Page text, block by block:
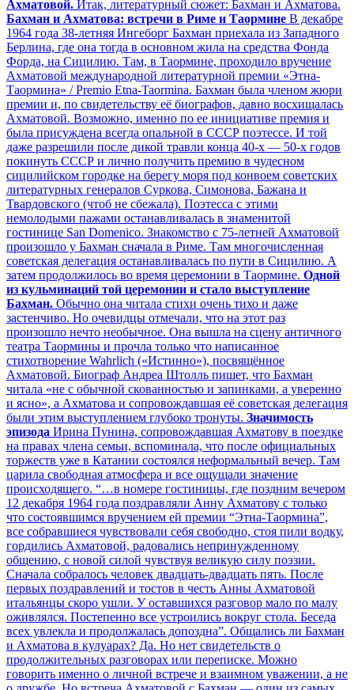
Ахматовой. Итак, литературный сюжет: Бахман и Ахматова.
Бахман и Ахматова: встречи в Риме и Таормине В декабре
1964 года 38-летняя Ингеборг Бахман приехала из Западного
Берлина, где она тогда в основном жила на средства Фонда
Форда, на Сицилию. Там, в Таормине, проходило вручение
Ахматовой международной литературной премии «Этна-
Таормина» / Premio Etna-Taormina. Бахман была членом жюри
премии и, по свидетельству её биографов, давно восхищалась
Ахматовой. Возможно, именно по ее инициативе премия и
была присуждена всегда опальной в СССР поэтессе. И той
даже разрешили после дикой травли конца 40-х — 50-х годов
покинуть СССР и лично получить премию в чудесном
сицилийском городке на берегу моря под конвоем советских
литературных генералов Суркова, Симонова, Бажана и
Твардовского (чтоб не сбежала). Поэтесса с этими
немолодыми пажами останавливалась в знаменитой
гостинице San Domenico. Знакомство с 75-летней Ахматовой
произошло у Бахман сначала в Риме. Там многочисленная
советская делегация останавливалась по пути в Сицилию. А
затем продолжилось во время церемонии в Таормине. Одной
из кульминаций той церемонии и стало выступление
Бахман. Обычно она читала стихи очень тихо и даже
застенчиво. Но очевидцы отмечали, что на этот раз
произошло нечто необычное. Она вышла на сцену античного
театра Таормины и прочла только что написанное
стихотворение Wahrlich («Истинно»), посвящённое
Ахматовой. Биограф Андреа Штолль пишет, что Бахман
читала «не с обычной скованностью и запинками, а уверенно
и ясно», а Ахматова и сопровождавшая её советская делегация
были этим выступлением глубоко тронуты. Значимость
эпизода Ирина Пунина, сопровождавшая Ахматову в поездке
на правах члена семьи, вспоминала, что после официальных
торжеств уже в Катании состоялся неформальный вечер. Там
царила свободная атмосфера и все ощущали значение
происходящего. “…в номере гостиницы, где поздним вечером
12 декабря 1964 года поздравляли Анну Ахматову с только
что состоявшимся вручением ей премии “Этна-Таормина”,
все собравшиеся чувствовали себя свободно, стоя пили водку,
гордились Ахматовой, радовались непринужденному
общению, с новой силой чувствуя великую силу поэзии.
Сначала собралось человек двадцать-двадцать пять. После
первых поздравлений и тостов в честь Анны Ахматовой
итальянцы скоро ушли. У оставшихся разговор мало по малу
оживлялся. Постепенно все устроились вокруг стола. Беседа
всех увлекла и продолжалась допоздна”. Общались ли Бахман
и Ахматова в кулуарах? Да. Но нет свидетельств о
продолжительных разговорах или переписке. Можно
говорить именно о личной встрече и взаимном уважении, а не